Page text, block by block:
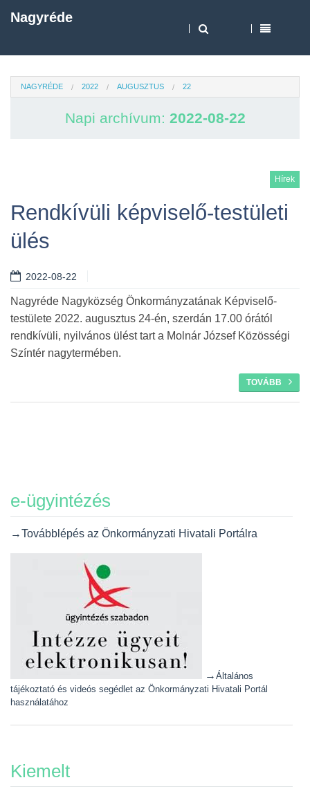
Nagyréde
NAGYRÉDE 2022 AUGUSZTUS 22
Napi archívum: 2022-08-22
Hírek
Rendkívüli képviselő-testületi
ülés
2022-08-22
Nagyréde Nagyközség Önkormányzatának Képviselő-
testülete 2022. augusztus 24-én, szerdán 17.00 órától
rendkívüli, nyilvános ülést tart a Molnár József Közösségi
Színtér nagytermében.
TOVÁBB
e-ügyintézés
→Továbblépés az Önkormányzati Hivatali Portálra
→ Általános
tájékoztató és videós segédlet az Önkormányzati Hivatali Portál
használatához
Kiemelt